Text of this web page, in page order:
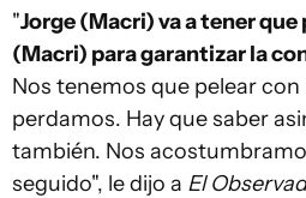
"Jorge (Macri) va a tener
(Macri) para garantizar la
Nos tenemos que pelear
perdamos. Hay que saber
también. Nos
seguido", le dijo a El